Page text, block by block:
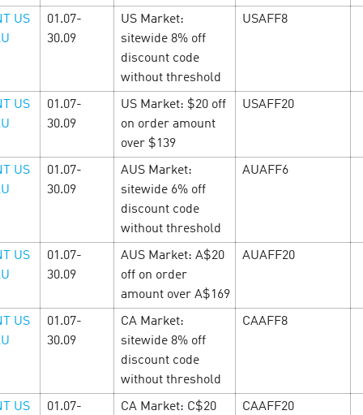
в Cityads
и выгодных e-
10 February’25
с повышенными ставками,
промокоды и
отказаться —
нечеловеческой
условий — прибыльные
от рекламодателей и
LEARN MORE
US
01.07-
30.09
US Market:
sitewide 8% off
discount code
without threshold
USAFF8
US
01.07-
30.09
US Market: $20 off
on order amount
over $139
USAFF20
US
01.07-
30.09
AUS Market:
sitewide 6% off
discount code
without threshold
AUAFF6
US
01.07-
30.09
AUS Market: A$20
off on order
amount over A$169
AUAFF20
US
01.07-
30.09
CA Market:
sitewide 8% off
discount code
without threshold
CAAFF8
US
01.07-
CA Market: C$20
CAAFF20